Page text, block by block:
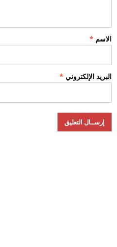
الاسم *
البريد الإلكتروني *